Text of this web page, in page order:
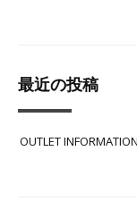
最近の投稿
OUTLET INFORMATION